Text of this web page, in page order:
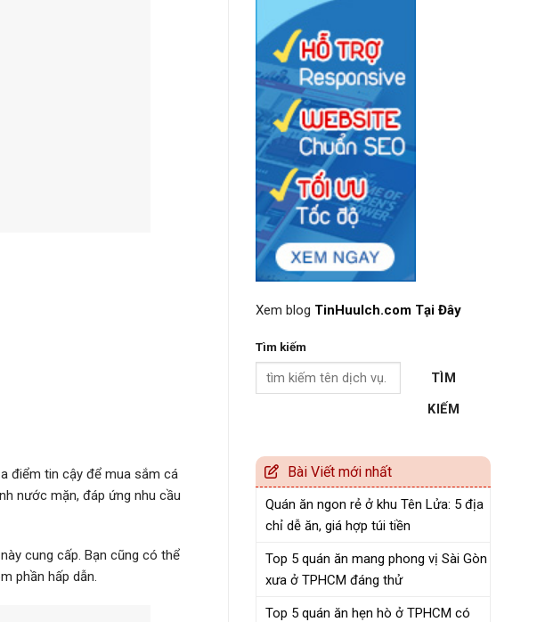
điểm tin cậy để mua sắm cá
nước mặn, đáp ứng nhu cầu
cung cấp. Bạn cũng có thể
phần hấp dẫn.
Xem blog TinHuuIch.com Tại Đây
Tìm kiếm
TÌM
KIẾM
Bài Viết mới nhất
Quán ăn ngon rẻ ở khu Tên Lửa: 5 địa
chỉ dễ ăn, giá hợp túi tiền
Top 5 quán ăn mang phong vị Sài Gòn
xưa ở TPHCM đáng thử
Top 5 quán ăn hẹn hò ở TPHCM có